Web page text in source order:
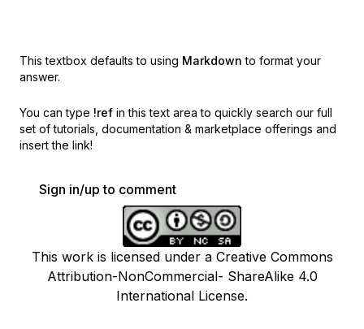
This textbox defaults to using Markdown to format your
answer.
You can type !ref in this text area to quickly search our full
set of tutorials, documentation & marketplace offerings and
insert the link!
Sign in/up to comment
This work is licensed under a Creative Commons
Attribution-NonCommercial- ShareAlike 4.0
International License.